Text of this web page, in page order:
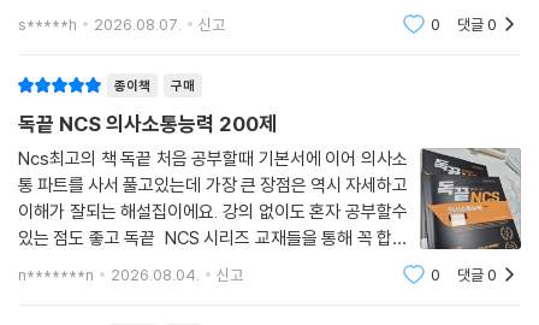
는 스킬도 배울 수 있어서 좋아요!! 수리 영역 취약하신 분
s*****h 2026.08.07. 신고 0 댓글0
종이책 구매
독끝 NCS 의사소통능력 200제
Ncs최고의 책 독끝 처음 공부할때 기본서에 이어 의사소
통 파트를 사서 풀고있는데 가장 큰 장점은 역시 자세하고
이해가 잘되는 해설집이에요. 강의 없이도 혼자 공부할수
있는 점도 좋고 독끝 NCS 시리즈 교재들을 통해 꼭 합격
n*******n 2026.08.04. 신고 0 댓글0